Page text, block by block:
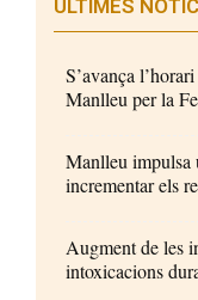
ÚLTIMES
S’avança
Manlleu per la
Manlleu impulsa
incrementar els
Augment de les
intoxicacions